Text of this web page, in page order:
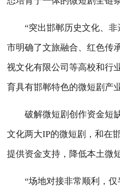
“突出邯郸历史文化、非
市明确了文旅融合、红色传
视文化有限公司等高校和行
育具有邯郸特色的微短剧产
破解微短剧创作资金短缺
文化两大IP的微短剧，和在
提供资金支持，降低本土微
“场地对接非常顺利，仅